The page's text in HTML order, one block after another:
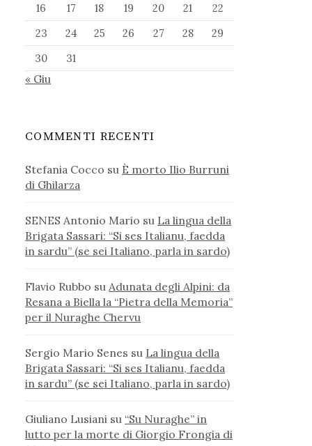
16
17 18 19 20 21
22
23
24 25 26 27 28
29
30
31
« Giu
COMMENTI RECENTI
Stefania Cocco su È morto Ilio Burruni
di Ghilarza
SENES Antonio Mario su La lingua della
Brigata Sassari: “Si ses Italianu, faedda
in sardu” (se sei Italiano, parla in sardo)
Flavio Rubbo su Adunata degli Alpini: da
Resana a Biella la “Pietra della Memoria”
per il Nuraghe Chervu
Sergio Mario Senes su La lingua della
Brigata Sassari: “Si ses Italianu, faedda
in sardu” (se sei Italiano, parla in sardo)
Giuliano Lusiani su “Su Nuraghe” in
lutto per la morte di Giorgio Frongia di